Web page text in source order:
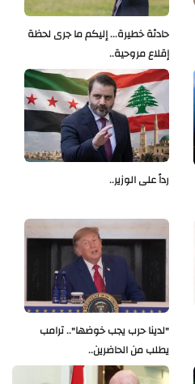
حادثة خطيرة... إليكم ما جرى لحظة
إقلاع مروحية..
رداً على الوزير..
"لدينا حرب يجب خوضها".. ترامب
يطلب من الحاضرين..